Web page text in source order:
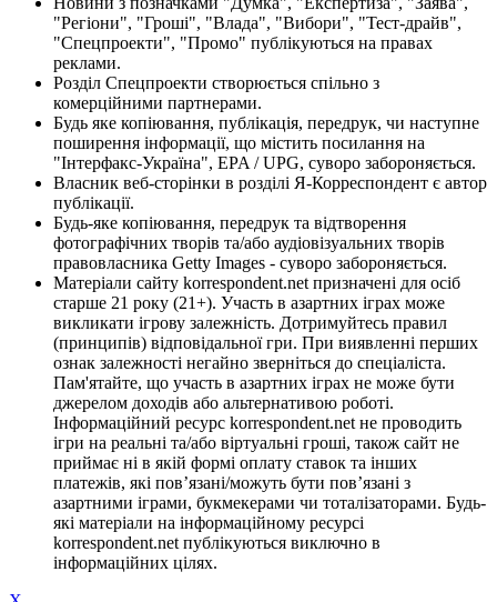
"Регіони", "Гроші", "Влада", "Вибори", "Тест-драйв",
"Спецпроекти", "Промо" публікуються на правах
реклами.
Розділ Спецпроекти створюється спільно з
комерційними партнерами.
Будь яке копіювання, публікація, передрук, чи наступне
поширення інформації, що містить посилання на
"Інтерфакс-Україна", EPA / UPG, суворо забороняється.
Власник веб-сторінки в розділі Я-Корреспондент є автор
публікації.
Будь-яке копіювання, передрук та відтворення
фотографічних творів та/або аудіовізуальних творів
правовласника Getty Images - суворо забороняється.
Матеріали сайту korrespondent.net призначені для осіб
старше 21 року (21+). Участь в азартних іграх може
викликати ігрову залежність. Дотримуйтесь правил
(принципів) відповідальної гри. При виявленні перших
ознак залежності негайно зверніться до спеціаліста.
Пам'ятайте, що участь в азартних іграх не може бути
джерелом доходів або альтернативою роботі.
Інформаційний ресурс korrespondent.net не проводить
ігри на реальні та/або віртуальні гроші, також сайт не
приймає ні в якій формі оплату ставок та інших
платежів, які пов’язані/можуть бути пов’язані з
азартними іграми, букмекерами чи тоталізаторами. Будь-
які матеріали на інформаційному ресурсі
korrespondent.net публікуються виключно в
інформаційних цілях.